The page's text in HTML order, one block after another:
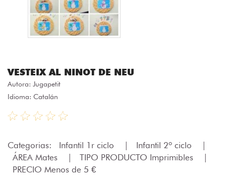
VESTEIX AL NINOT DE NEU
Autora: Jugapetit
Idioma: Catalán
Categorias: Infantil 1r ciclo | Infantil 2º ciclo
|
ÁREA Mates
| TIPO PRODUCTO Imprimibles
|
PRECIO Menos de 5 €